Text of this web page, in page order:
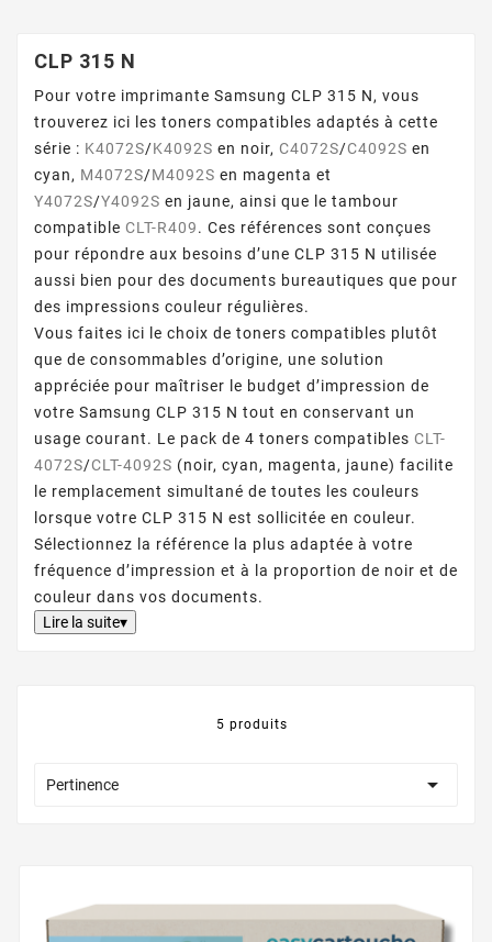
CLP 315 N
Pour votre imprimante Samsung CLP 315 N, vous
trouverez ici les toners compatibles adaptés à cette
série : K4072S/K4092S en noir, C4072S/C4092S en
cyan, M4072S/M4092S en magenta et
Y4072S/Y4092S en jaune, ainsi que le tambour
compatible CLT-R409. Ces références sont conçues
pour répondre aux besoins d’une CLP 315 N utilisée
aussi bien pour des documents bureautiques que pour
des impressions couleur régulières.
Vous faites ici le choix de toners compatibles plutôt
que de consommables d’origine, une solution
appréciée pour maîtriser le budget d’impression de
votre Samsung CLP 315 N tout en conservant un
usage courant. Le pack de 4 toners compatibles CLT-
4072S/CLT-4092S (noir, cyan, magenta, jaune) facilite
le remplacement simultané de toutes les couleurs
lorsque votre CLP 315 N est sollicitée en couleur.
Sélectionnez la référence la plus adaptée à votre
fréquence d’impression et à la proportion de noir et de
couleur dans vos documents.
Lire la suite▾
5 produits
Pertinence 